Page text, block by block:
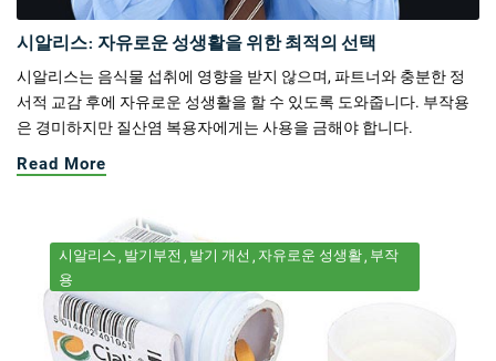
시알리스: 자유로운 성생활을 위한 최적의 선택
시알리스는 음식물 섭취에 영향을 받지 않으며, 파트너와 충분한 정
서적 교감 후에 자유로운 성생활을 할 수 있도록 도와줍니다. 부작용
은 경미하지만 질산염 복용자에게는 사용을 금해야 합니다.
Read More
시알리스 발기부전 발기 개선 자유로운 성생활 부작
용